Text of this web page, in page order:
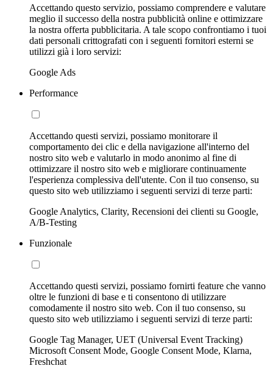
Accettando questo servizio, possiamo comprendere e valutare
meglio il successo della nostra pubblicità online e ottimizzare
la nostra offerta pubblicitaria. A tale scopo confrontiamo i tuoi
dati personali crittografati con i seguenti fornitori esterni se
utilizzi già i loro servizi:
Google Ads
Performance
Accettando questi servizi, possiamo monitorare il
comportamento dei clic e della navigazione all'interno del
nostro sito web e valutarlo in modo anonimo al fine di
ottimizzare il nostro sito web e migliorare continuamente
l'esperienza complessiva dell'utente. Con il tuo consenso, su
questo sito web utilizziamo i seguenti servizi di terze parti:
Google Analytics, Clarity, Recensioni dei clienti su Google,
A/B-Testing
Funzionale
Accettando questi servizi, possiamo fornirti feature che vanno
oltre le funzioni di base e ti consentono di utilizzare
comodamente il nostro sito web. Con il tuo consenso, su
questo sito web utilizziamo i seguenti servizi di terze parti:
Google Tag Manager, UET (Universal Event Tracking)
Microsoft Consent Mode, Google Consent Mode, Klarna,
Freshchat